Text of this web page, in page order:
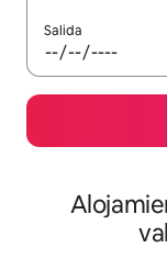
Salida